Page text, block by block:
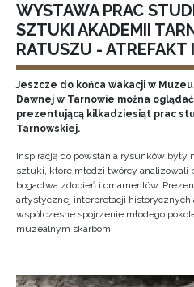
WYSTAWA PRAC
SZTUKI AKADEMII
RATUSZU - ATREFAKT
Jeszcze do końca wakacji w
Dawnej w Tarnowie można oglądać
prezentującą kilkadziesiąt prac
Tarnowskiej.
Inspiracją do powstania rysunków
sztuki, które młodzi twórcy analizowali
bogactwa zdobień i ornamentów.
artystycznej interpretacji historycznych
współczesne spojrzenie młodego
muzealnym skarbom.